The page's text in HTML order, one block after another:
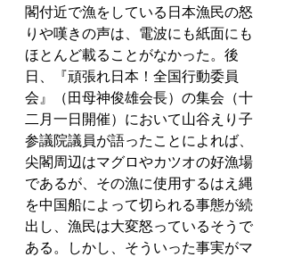
閣付近で漁をしている日本漁民の怒
りや嘆きの声は、電波にも紙面にも
ほとんど載ることがなかった。後
日、『頑張れ日本！全国行動委員
会』（田母神俊雄会長）の集会（十
二月一日開催）において山谷えり子
参議院議員が語ったことによれば、
尖閣周辺はマグロやカツオの好漁場
であるが、その漁に使用するはえ縄
を中国船によって切られる事態が続
出し、漁民は大変怒っているそうで
ある。しかし、そういった事実がマ